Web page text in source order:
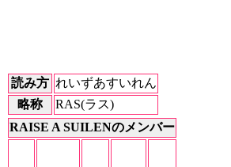
読み方 れいずあすいれん
略称
RAS(ラス)
RAISE A SUILENのメンバー